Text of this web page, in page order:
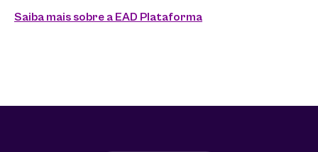
Saiba mais sobre a EAD Plataforma